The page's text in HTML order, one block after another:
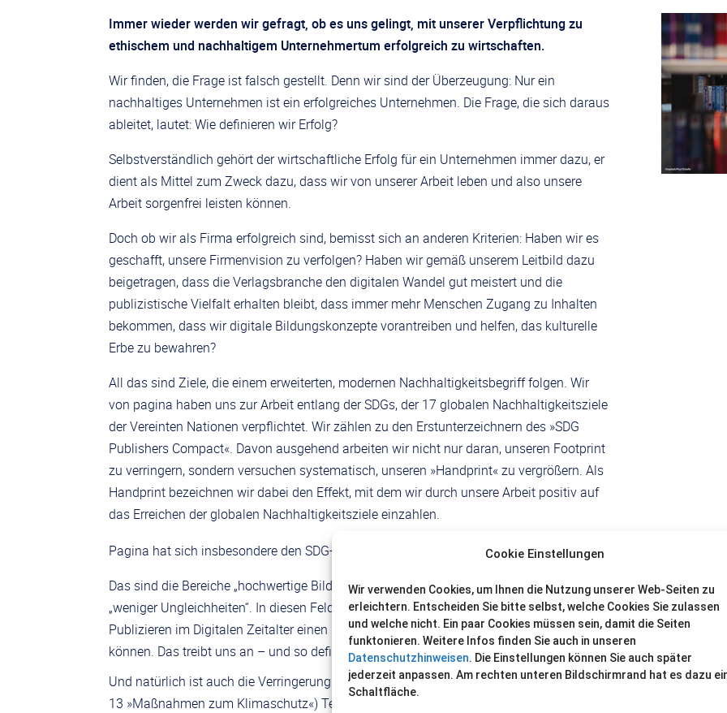
Cookie Einstellungen
Wir verwenden Cookies, um Ihnen die Nutzung unserer Web-Seiten zu
erleichtern. Entscheiden Sie bitte selbst, welche Cookies Sie zulassen
und welche nicht. Ein paar Cookies müssen sein, damit die Seiten
funktonieren. Weitere Infos finden Sie auch in unseren
Datenschutzhinweisen. Die Einstellungen können Sie auch später
jederzeit anpassen. Am rechten unteren Bildschirmrand hat es dazu
Schaltfläche.
Immer wieder werden wir gefragt, ob es uns gelingt, mit unserer Verpflichtung zu
ethischem und nachhaltigem Unternehmertum erfolgreich zu wirtschaften.
Wir finden, die Frage ist falsch gestellt. Denn wir sind der Überzeugung: Nur ein
nachhaltiges Unternehmen ist ein erfolgreiches Unternehmen. Die Frage, die sich daraus
ableitet, lautet: Wie definieren wir Erfolg?
Selbstverständlich gehört der wirtschaftliche Erfolg für ein Unternehmen immer dazu, er
dient als Mittel zum Zweck dazu, dass wir von unserer Arbeit leben und also unsere
Arbeit sorgenfrei leisten können.
Doch ob wir als Firma erfolgreich sind, bemisst sich an anderen Kriterien: Haben wir es
geschafft, unsere Firmenvision zu verfolgen? Haben wir gemäß unserem Leitbild dazu
beigetragen, dass die Verlagsbranche den digitalen Wandel gut meistert und die
publizistische Vielfalt erhalten bleibt, dass immer mehr Menschen Zugang zu Inhalten
bekommen, dass wir digitale Bildungskonzepte vorantreiben und helfen, das kulturelle
Erbe zu bewahren?
All das sind Ziele, die einem erweiterten, modernen Nachhaltigkeitsbegriff folgen. Wir
von pagina haben uns zur Arbeit entlang der SDGs, der 17 globalen Nachhaltigkeitsziele
der Vereinten Nationen verpflichtet. Wir zählen zu den Erstunterzeichnern des »SDG
Publishers Compact«. Davon ausgehend arbeiten wir nicht nur daran, unseren Footprint
zu verringern, sondern versuchen systematisch, unseren »Handprint« zu vergrößern. Als
Handprint bezeichnen wir dabei den Effekt, mit dem wir durch unsere Arbeit positiv auf
das Erreichen der globalen Nachhaltigkeitsziele einzahlen.
Pagina hat sich insbesondere den SDG-Zielen 4, 9 und 10 verpflichtet.
Das sind die Bereiche „hochwertige Bildung“, „Innovation und Infrastruktur“ sowie
„weniger Ungleichheiten“. In diesen Feldern sehen wir, dass wir als Spezialisten für das
Publizieren im Digitalen Zeitalter einen hohen gesellschaftlichen Impact erreichen
können. Das treibt uns an – und so definieren wir unseren Erfolg.
Und natürlich ist auch die Verringerung unseres ökologischen Fußabdrucks (analog SDG
13 »Maßnahmen zum Klimaschutz«) Teil unserer Ziele. Längst beziehen wir zu 100%